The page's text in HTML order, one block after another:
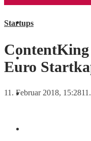
Allgemein
News
Startups
Euro
11. Februar 2018, 15:28